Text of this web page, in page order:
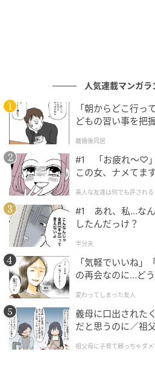
ん。計算こそたくさん演習を
いくことがとても大事になっ
算を扱いましたが、足し算や
す。そちらもぜひチャレンジし
※当メディアでご紹介する数学
複数の解法をもつものもござい
あくまでも一例のご紹介に留ま
さい。
文（編集）：ニシケン
2年間、地方の学習塾に勤めて
教師として働きながら、都内の
予想問題や適性検査の執筆活
んの受験生のためになる良質
人が見てもわかりやすい解答・
人気連載マンガラ
「朝からどこ行っ
どもの習い事を把
離婚後同居
#1 「お疲れ〜♡」
この女、ナメてま
美人な友達は何でも許される
#1 あれ、私…なん
したんだっけ？
半分夫
「気軽でいいね」
の再会なのに…ど
日には】
変わってしまった友人
義母に口出された
だと思うのに／祖
んが】
祖父母に子育て頼っちゃダメ